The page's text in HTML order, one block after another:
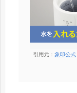
引用元： 象印公式